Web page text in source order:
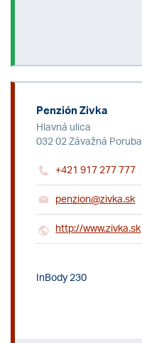
Penzión Zivka
Hlavná ulica
032 02 Závažná Poruba
+421 917 277 777
penzion@zivka.sk
http://www.zivka.sk
InBody 230